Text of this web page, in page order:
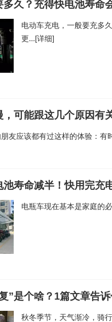
久？充得快电池寿命
电动车充电，一般要充多
更...[详细]
可能跟这几个原因有
友应该都有过这样的体验：有
寿命减半！快用完充
电瓶车现在基本是家庭的
”是个啥？1篇文章告诉
秋冬季节，天气渐冷，骑